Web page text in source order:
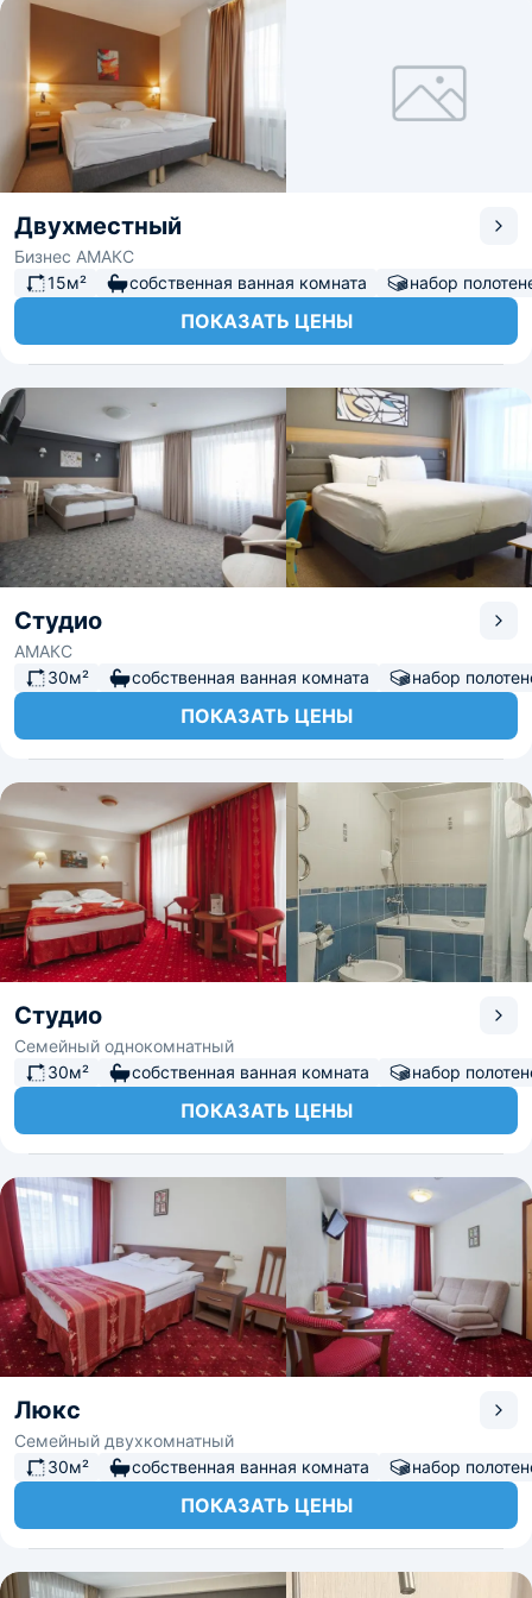
Двухместный
Бизнес АМАКС
15м²
собственная ванная комната набор
ПОКАЗАТЬ ЦЕНЫ
Студио
АМАКС
30м²
собственная ванная комната набор
ПОКАЗАТЬ ЦЕНЫ
Студио
Семейный однокомнатный
30м²
собственная ванная комната набор
ПОКАЗАТЬ ЦЕНЫ
Люкс
Семейный двухкомнатный
30м²
собственная ванная комната набор
ПОКАЗАТЬ ЦЕНЫ